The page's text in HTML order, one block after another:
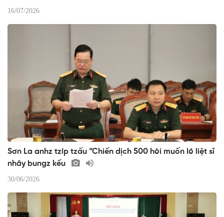
16/07/2026
Sơn La anhz tzíp tzấu “Chiến dịch 500 hòi muốn ló liệt sĩ
nhây bungz kếu
30/06/2026